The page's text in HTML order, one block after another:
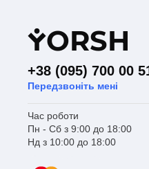
YORSH
+38 (095) 700 00
Передзвоніть мені
Час роботи
Пн - Сб з 9:00 до 18:00
Нд з 10:00 до 18:00